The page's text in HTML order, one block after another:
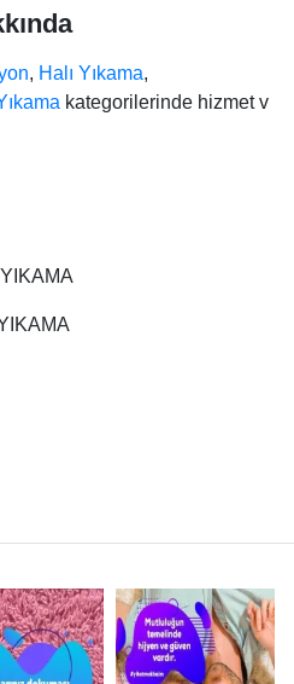
, Halı Yıkama,
kategorilerinde hizmet v